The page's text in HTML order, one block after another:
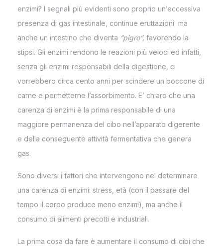
enzimi? I segnali più evidenti sono proprio un’eccessiva
presenza di gas intestinale, continue eruttazioni ma
anche un intestino che diventa “pigro”, favorendo la
stipsi. Gli enzimi rendono le reazioni più veloci ed infatti,
senza gli enzimi responsabili della digestione, ci
vorrebbero circa cento anni per scindere un boccone di
carne e permetterne l’assorbimento. E’ chiaro che una
carenza di enzimi è la prima responsabile di una
maggiore permanenza del cibo nell’apparato digerente
e della conseguente attività fermentativa che genera
gas.
Sono diversi i fattori che intervengono nel determinare
una carenza di enzimi: stress, età (con il passare del
tempo il corpo produce meno enzimi), ma anche il
consumo di alimenti precotti e industriali.
La prima cosa da fare è aumentare il consumo di cibi che